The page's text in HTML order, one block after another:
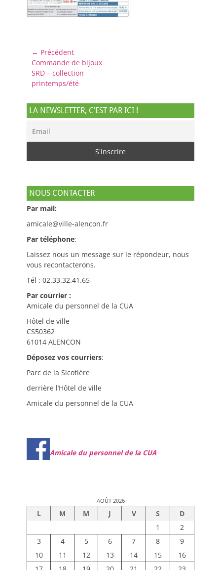
Navigation
de
l’article
← Précédent
Article
précédent :
Commande de bijoux
SRD – collection
printemps/été
LA NEWSLETTER, C’EST PAR ICI !
NOUS CONTACTER
Par mail:
amicale@ville-alencon.fr
Par téléphone:
Laissez nous un message sur le répondeur, nous
vous recontacterons.
Tél : 02.33.32.41.65
Par courrier :
Amicale du personnel de la CUA
Hôtel de ville
CS50362
61014 ALENCON
Déposez vos courriers:
Parc de la Sicotière
derrière l’Hôtel de ville
Amicale du personnel de la CUA
Amicale du personnel de la CUA
AOÛT 2026
L M M J V S
D
1
2
3
4 5 6 7 8
9
10
11 12 13 14 15
16